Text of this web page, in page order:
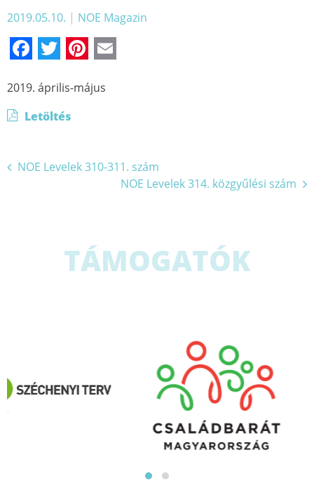
2019.05.10. | NOE Magazin
Facebook
TwitterPinterest
2019. április-május
Letöltés
Bejegyzés
NOE Levelek 310-311. szám
NOE Levelek 314. közgyűlési szám
TÁMOGATÓK